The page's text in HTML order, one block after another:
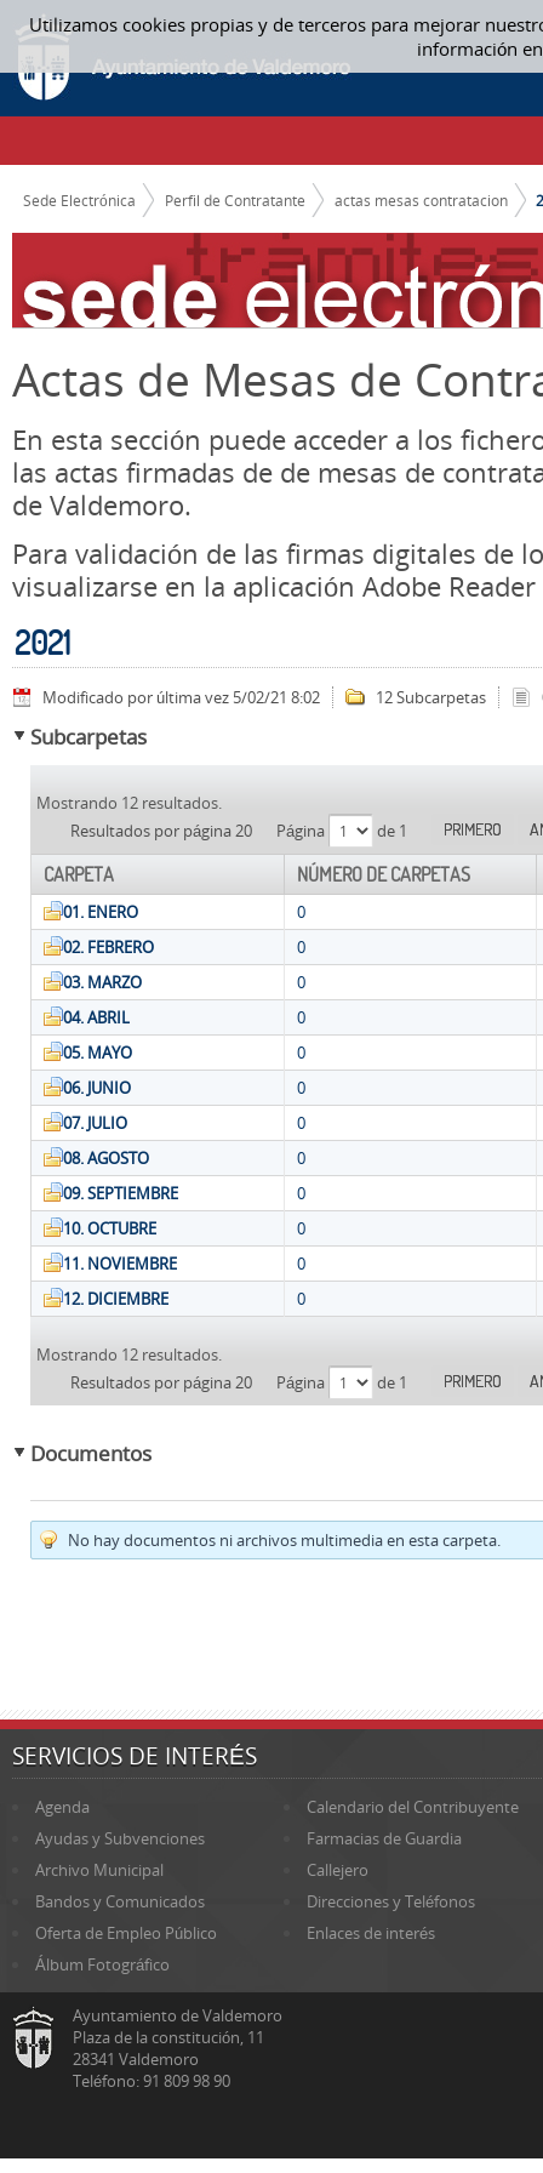
Utilizamos cookies propias y de terceros para mejorar
información
Saltar al contenido
2021 - ACTAS MESAS CONTRATACION
CAMINO DE MIGAS
Sede Electrónica Perfil de Contratante actas mesas contratacion
Actas de Mesas de
En esta sección puede acceder a los
las actas firmadas de de mesas de
de Valdemoro.
Para validación de las firmas digitales de
visualizarse en la aplicación Adobe Reader
2021
Modificado por última vez 5/02/21 8:02 12 Subcarpetas
Subcarpetas
Mostrando 12 resultados.
Resultados por página 20
Página de 1 PRIMERO
CARPETA NÚMERO DE CARPETAS
01. ENERO
0
02. FEBRERO
0
03. MARZO
0
04. ABRIL
0
05. MAYO
0
06. JUNIO
0
07. JULIO
0
08. AGOSTO
0
09. SEPTIEMBRE
0
10. OCTUBRE
0
11. NOVIEMBRE
0
12. DICIEMBRE
0
Mostrando 12 resultados.
Resultados por página 20
Página de 1 PRIMERO
Documentos
No hay documentos ni archivos multimedia en esta carpeta.
SERVICIOS DE INTERÉS
Agenda
Calendario del Contribuyente
Ayudas y Subvenciones
Farmacias de Guardia
Archivo Municipal
Callejero
Bandos y Comunicados
Direcciones y Teléfonos
Oferta de Empleo Público
Enlaces de interés
Álbum Fotográfico
Ayuntamiento de Valdemoro
Plaza de la constitución, 11
28341 Valdemoro
Teléfono: 91 809 98 90